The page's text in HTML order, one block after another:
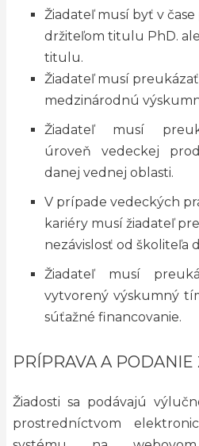
Žiadateľ musí byť v čase
držiteľom titulu PhD.
titulu.
Žiadateľ musí
medzinárodnú
Žiadateľ musí
úroveň vedeckej
danej vednej oblasti.
V prípade vedeckých
kariéry musí žiadateľ
nezávislosť od školiteľa
Žiadateľ musí
vytvorený výskumný
súťažné financovanie.
PRÍPRAVA A PODANIE
Žiadosti sa podávajú
prostredníctvom